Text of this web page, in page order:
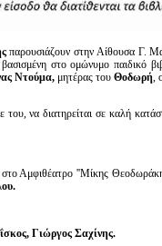
παρουσιάζουν στην Αίθουσα Γ.
βασισμένη στο ομώνυμο παιδικό
Ντούμα, μητέρας του Θοδωρή,
να διατηρείται σε καλή
στο Αμφιθέατρο ''Μίκης
Γιώργος Σαχίνης.